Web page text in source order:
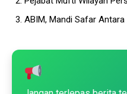
ABIM, Mandi Safar